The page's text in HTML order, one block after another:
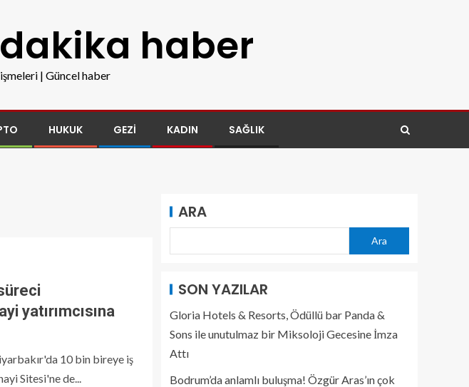
haber
| Güncel haber
HUKUK GEZI KADIN SAĞLIK
yatırımcısına
10 bin bireye iş
Sitesi'ne de...
ARA
Ara
SON YAZILAR
Gloria Hotels & Resorts, Ödüllü bar Panda &
Sons ile unutulmaz bir Miksoloji Gecesine İmza
Attı
Bodrum’da anlamlı buluşma! Özgür Aras’ın çok